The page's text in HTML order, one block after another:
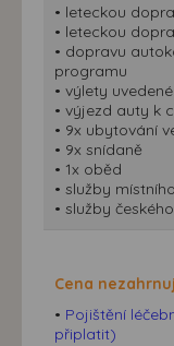
• leteckou
• leteckou
• dopravu
programu
• výlety
• výjezd auty k
• 9x ubytování
• 9x snídaně
• 1x oběd
• služby
• služby
Cena
• Pojištění
připlatit)